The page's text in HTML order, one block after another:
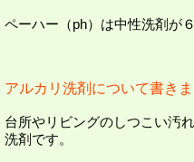
ペーハー（ph）は中
アルカリ洗剤について書きま
台所やリビングのしつこい汚
洗剤です。